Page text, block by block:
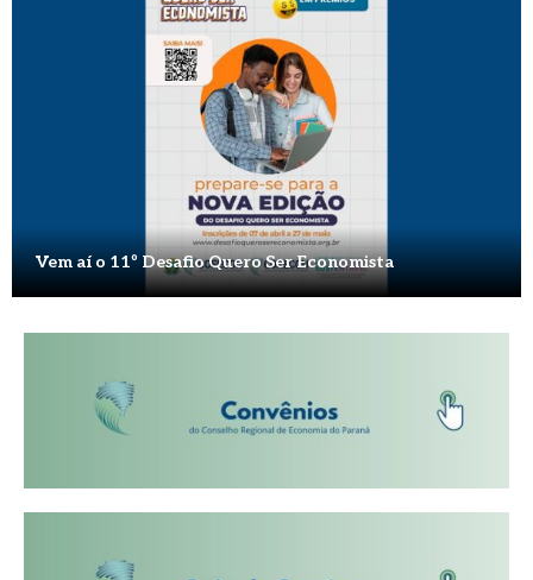
Vem aí o 11º Desafio Quero Ser Economista